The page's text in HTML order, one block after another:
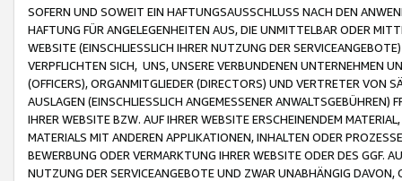
SOFERN UND SOWEIT EIN HAFTUNGSAUSSCHLUSS NACH DEN
HAFTUNG FÜR ANGELEGENHEITEN AUS, DIE UNMITTELBAR ODER
WEBSITE (EINSCHLIESSLICH IHRER NUTZUNG DER
VERPFLICHTEN SICH, UNS, UNSERE VERBUNDENEN UNTERNEHMEN
(OFFICERS), ORGANMITGLIEDER (DIRECTORS) UND VERTRETER VON
AUSLAGEN (EINSCHLIESSLICH ANGEMESSENER
IHRER WEBSITE BZW. AUF IHRER WEBSITE ERSCHEINENDEM
MATERIALS MIT ANDEREN APPLIKATIONEN, INHALTEN ODER
BEWERBUNG ODER VERMARKTUNG IHRER WEBSITE ODER DES GGF.
NUTZUNG DER SERVICEANGEBOTE UND ZWAR UNABHÄNGIG